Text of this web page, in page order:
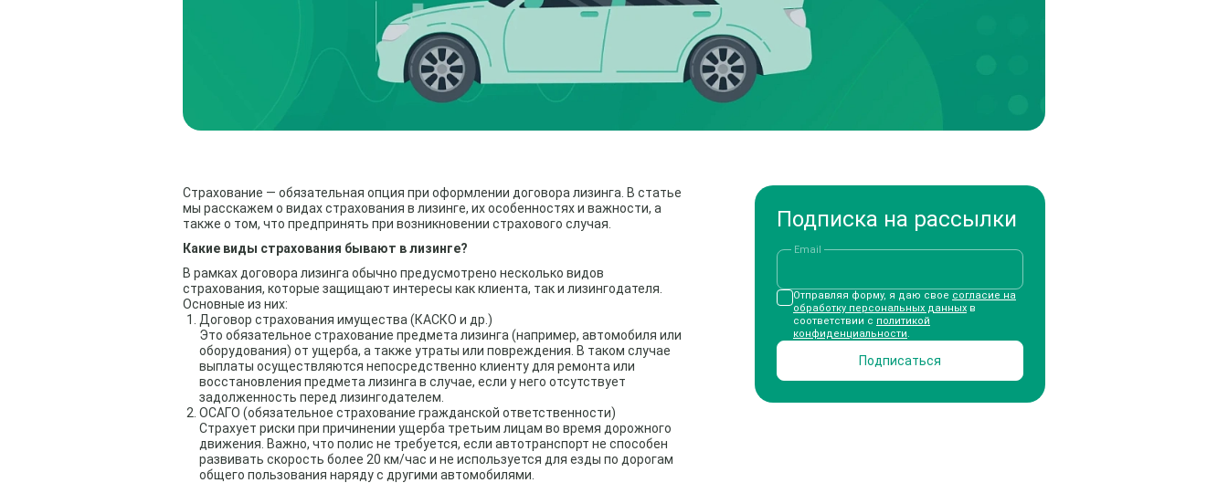
Страхование — обязательная опция при оформлении договора лизинга. В статье
мы расскажем о видах страхования в лизинге, их особенностях и важности, а
также о том, что предпринять при возникновении страхового случая.
Какие виды страхования бывают в лизинге?
В рамках договора лизинга обычно предусмотрено несколько видов
страхования, которые защищают интересы как клиента, так и лизингодателя.
Основные из них:
Договор страхования имущества (КАСКО и др.)
Это обязательное страхование предмета лизинга (например, автомобиля или
оборудования) от ущерба, а также утраты или повреждения. В таком случае
выплаты осуществляются непосредственно клиенту для ремонта или
восстановления предмета лизинга в случае, если у него отсутствует
задолженность перед лизингодателем.
ОСАГО (обязательное страхование гражданской ответственности)
Страхует риски при причинении ущерба третьим лицам во время дорожного
движения. Важно, что полис не требуется, если автотранспорт не способен
развивать скорость более 20 км/час и не используется для езды по дорогам
общего пользования наряду с другими автомобилями.
Подписка на рассылки
Email
Отправляя форму, я даю свое согласие на
обработку персональных данных в
соответствии с политикой
конфиденциальности.
Подписаться